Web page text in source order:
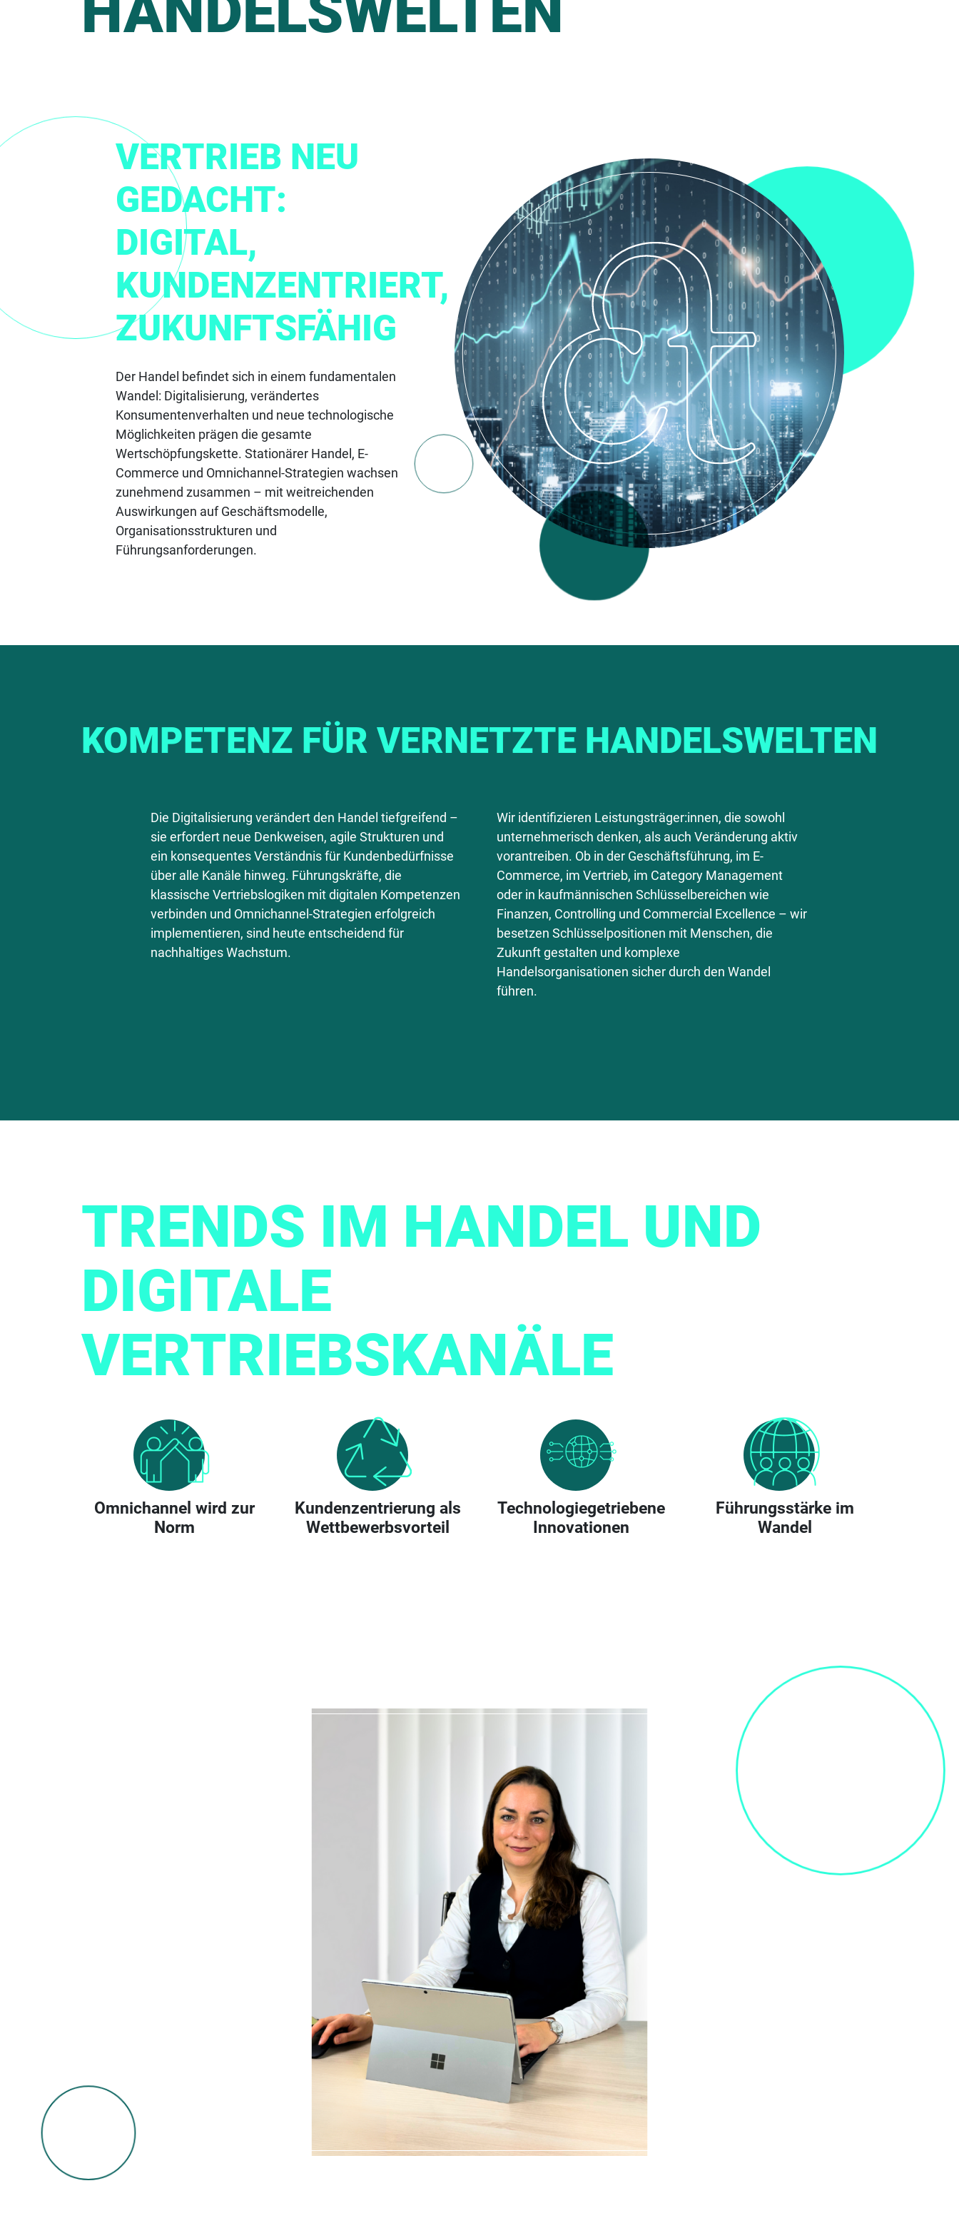
VERTRIEB NEU
GEDACHT:
DIGITAL,
KUNDENZENTRIERT,
ZUKUNFTSFÄHIG
Der Handel befindet sich in einem fundamentalen
Wandel: Digitalisierung, verändertes
Konsumentenverhalten und neue technologische
Möglichkeiten prägen die gesamte
Wertschöpfungskette. Stationärer Handel, E-
Commerce und Omnichannel-Strategien wachsen
zunehmend zusammen – mit weitreichenden
Auswirkungen auf Geschäftsmodelle,
Organisationsstrukturen und
Führungsanforderungen.
KOMPETENZ FÜR VERNETZTE HANDELSWELTEN
Die Digitalisierung verändert den Handel tiefgreifend –
sie erfordert neue Denkweisen, agile Strukturen und
ein konsequentes Verständnis für Kundenbedürfnisse
über alle Kanäle hinweg. Führungskräfte, die
klassische Vertriebslogiken mit digitalen Kompetenzen
verbinden und Omnichannel-Strategien erfolgreich
implementieren, sind heute entscheidend für
nachhaltiges Wachstum.
Wir identifizieren Leistungsträger:innen, die sowohl
unternehmerisch denken, als auch Veränderung aktiv
vorantreiben. Ob in der Geschäftsführung, im E-
Commerce, im Vertrieb, im Category Management
oder in kaufmännischen Schlüsselbereichen wie
Finanzen, Controlling und Commercial Excellence – wir
besetzen Schlüsselpositionen mit Menschen, die
Zukunft gestalten und komplexe
Handelsorganisationen sicher durch den Wandel
führen.
TRENDS IM HANDEL UND
DIGITALE
VERTRIEBSKANÄLE
Omnichannel wird zur
Norm
Kundenzentrierung als
Wettbewerbsvorteil
Technologiegetriebene
Innovationen
Führungsstärke im
Wandel